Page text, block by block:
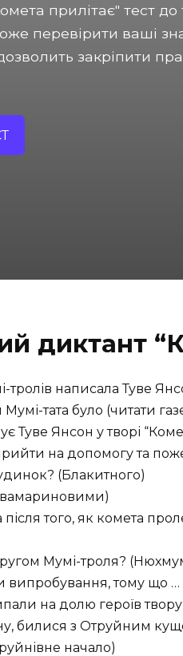
прилітає" тест
перевірити ваші
закріпити
диктант
тролів написала Туве
тата було (читати
Туве Янсон у творі
на допомогу та
(Блакитного)
того, як комета
Мумі-троля?
випробування, тому що …
на долю героїв
билися з Отруйним
начало)